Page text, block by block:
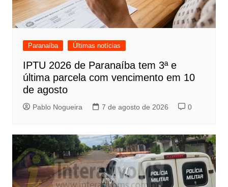
Paranaíba Últimas notícias
IPTU 2026 de Paranaíba tem 3ª e
última parcela com vencimento em 10
de agosto
Pablo Nogueira 7 de agosto de 2026 0